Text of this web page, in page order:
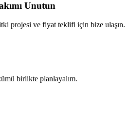
Unutun
projesi ve fiyat teklifi için bize ulaşın.
birlikte planlayalım.